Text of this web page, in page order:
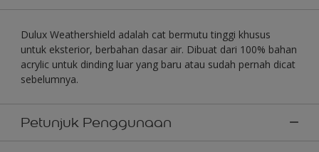
Dulux Weathershield adalah cat bermutu tinggi khusus
untuk eksterior, berbahan dasar air. Dibuat dari 100% bahan
acrylic untuk dinding luar yang baru atau sudah pernah dicat
sebelumnya.
Petunjuk Penggunaan